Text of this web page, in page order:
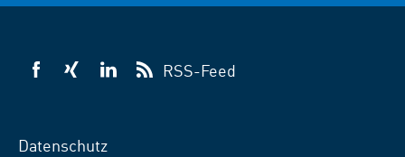
VSB
VSB
VSB
RSS-Feed
Datenschutz